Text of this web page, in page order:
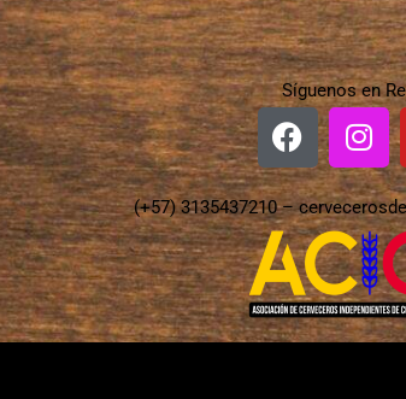
Síguenos en
(+57) 3135437210 –